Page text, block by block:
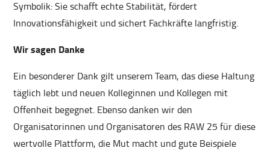
Symbolik: Sie schafft echte Stabilität, fördert
Innovationsfähigkeit und sichert Fachkräfte langfristig.
Wir sagen Danke
Ein besonderer Dank gilt unserem Team, das diese Haltung
täglich lebt und neuen Kolleginnen und Kollegen mit
Offenheit begegnet. Ebenso danken wir den
Organisatorinnen und Organisatoren des RAW 25 für diese
wertvolle Plattform, die Mut macht und gute Beispiele